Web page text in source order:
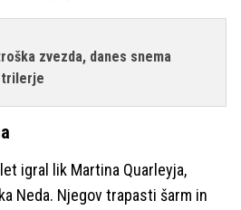
zvezda, danes snema
igral lik Martina Quarleyja,
Neda. Njegov trapasti šarm in